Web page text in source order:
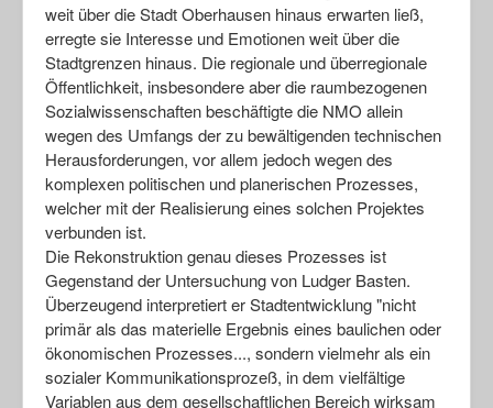
weit über die Stadt Oberhausen hinaus erwarten ließ,
erregte sie Interesse und Emotionen weit über die
Stadtgrenzen hinaus. Die regionale und überregionale
Öffentlichkeit, insbesondere aber die raumbezogenen
Sozialwissenschaften beschäftigte die NMO allein
wegen des Umfangs der zu bewältigenden technischen
Herausforderungen, vor allem jedoch wegen des
komplexen politischen und planerischen Prozesses,
welcher mit der Realisierung eines solchen Projektes
verbunden ist.
Die Rekonstruktion genau dieses Prozesses ist
Gegenstand der Untersuchung von Ludger Basten.
Überzeugend interpretiert er Stadtentwicklung "nicht
primär als das materielle Ergebnis eines baulichen oder
ökonomischen Prozesses..., sondern vielmehr als ein
sozialer Kommunikationsprozeß, in dem vielfältige
Variablen aus dem gesellschaftlichen Bereich wirksam